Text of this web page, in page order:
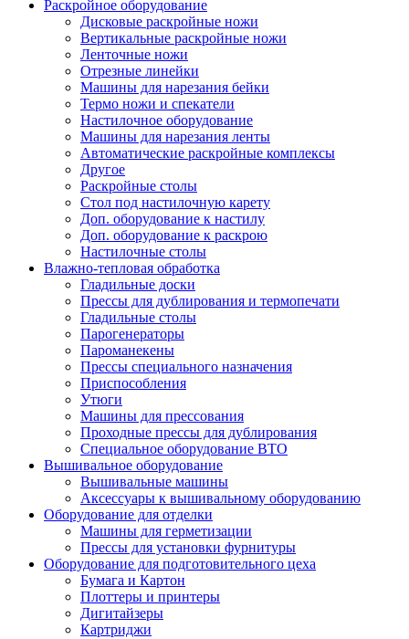
Раскройное оборудование
Дисковые раскройные ножи
Вертикальные раскройные ножи
Ленточные ножи
Отрезные линейки
Машины для нарезания бейки
Термо ножи и спекатели
Настилочное оборудование
Машины для нарезания ленты
Автоматические раскройные комплексы
Другое
Раскройные столы
Стол под настилочную карету
Доп. оборудование к настилу
Доп. оборудование к раскрою
Настилочные столы
Влажно-тепловая обработка
Гладильные доски
Прессы для дублирования и термопечати
Гладильные столы
Парогенераторы
Пароманекены
Прессы специального назначения
Приспособления
Утюги
Машины для прессования
Проходные прессы для дублирования
Специальное оборудование ВТО
Вышивальное оборудование
Вышивальные машины
Аксессуары к вышивальному оборудованию
Оборудование для отделки
Машины для герметизации
Прессы для установки фурнитуры
Оборудование для подготовительного цеха
Бумага и Картон
Плоттеры и принтеры
Дигитайзеры
Картриджи